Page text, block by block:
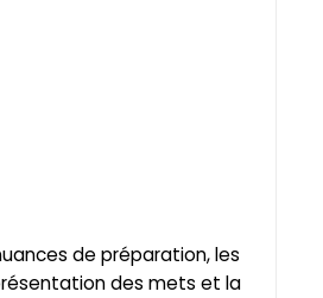
de préparation, les
des mets et la